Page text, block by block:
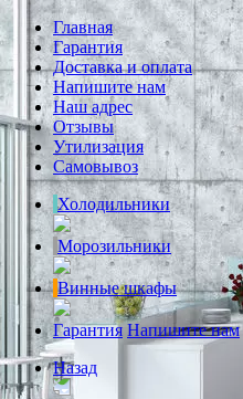
Главная
Гарантия
Доставка и оплата
Напишите нам
Наш адрес
Отзывы
Утилизация
Самовывоз
Холодильники
Морозильники
Винные шкафы
Гарантия Напишите нам
Назад